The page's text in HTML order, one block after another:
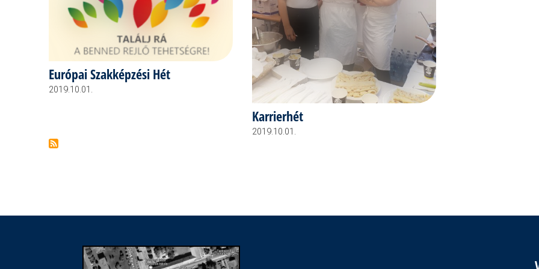
Európai Szakképzési Hét
2019.10.01.
Karrierhét
2019.10.01.